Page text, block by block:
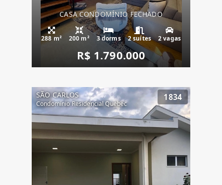
CASA CONDOMÍNIO FECHADO
288 m² 200 m² 3 dorms 2 suítes 2 vagas
R$ 1.790.000
SÃO CARLOS
Condomínio Residencial Quebec
1834